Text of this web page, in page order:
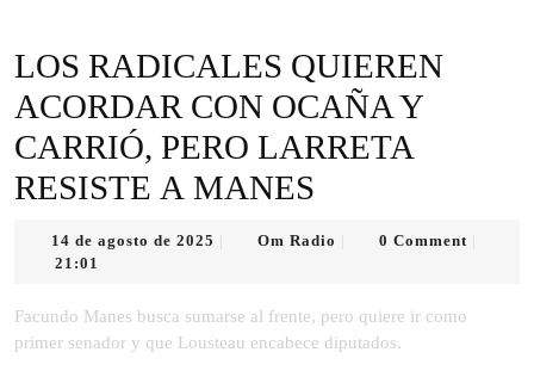
LOS RADICALES QUIEREN
ACORDAR CON OCAÑA Y
CARRIÓ, PERO LARRETA
RESISTE A MANES
14 de agosto de 2025 Om Radio 0 Comment
21:01
Facundo Manes busca sumarse al frente, pero quiere ir como
primer senador y que Lousteau encabece diputados.